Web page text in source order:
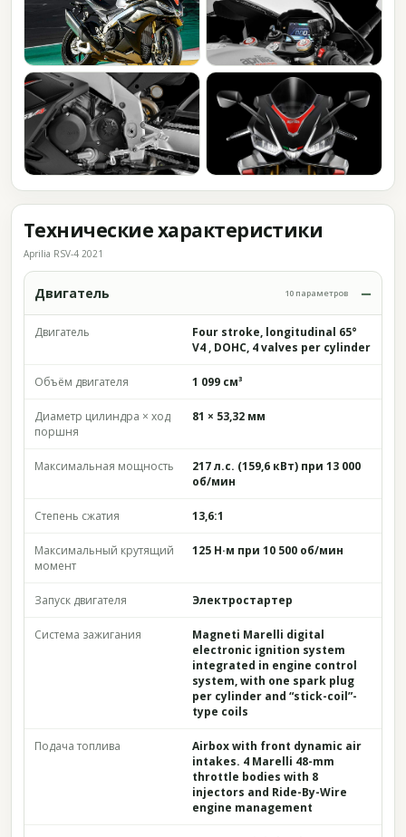
Технические характеристики
Aprilia RSV-4 2021
Двигатель 10 параметров
Двигатель
Four stroke, longitudinal 65°
V4 , DOHC, 4 valves per cylinder
Объём двигателя 1 099 см³
Диаметр цилиндра × ход
поршня
81 × 53,32 мм
Максимальная мощность
217 л.с. (159,6 кВт) при 13 000
об/мин
Степень сжатия 13,6:1
Максимальный крутящий
момент
125 Н·м при 10 500 об/мин
Запуск двигателя Электростартер
Система зажигания
Magneti Marelli digital
electronic ignition system
integrated in engine control
system, with one spark plug
per cylinder and “stick-coil”-
type coils
Подача топлива
Airbox with front dynamic air
intakes. 4 Marelli 48-mm
throttle bodies with 8
injectors and Ride-By-Wire
engine management